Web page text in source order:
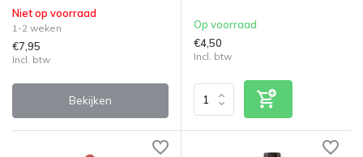
Niet op voorraad
1-2 weken
€7,95
Incl. btw
Bekijken
Op voorraad
€4,50
Incl. btw